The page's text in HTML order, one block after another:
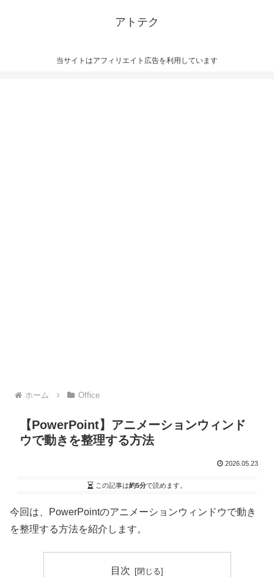
アトテク
当サイトはアフィリエイト広告を利用しています
ホーム Office
【PowerPoint】アニメーションウィンド
ウで動きを整理する方法
2026.05.23
この記事は約5分で読めます。
今回は、PowerPointのアニメーションウィンドウで動き
を整理する方法を紹介します。
目次